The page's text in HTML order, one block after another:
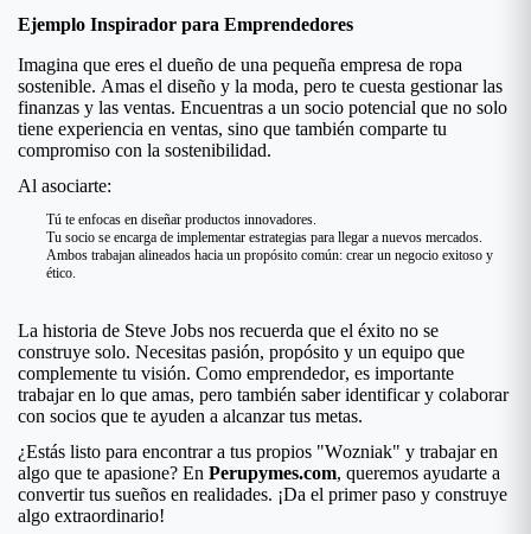
Ejemplo Inspirador para Emprendedores
Imagina que eres el dueño de una pequeña empresa de ropa
sostenible. Amas el diseño y la moda, pero te cuesta gestionar las
finanzas y las ventas. Encuentras a un socio potencial que no solo
tiene experiencia en ventas, sino que también comparte tu
compromiso con la sostenibilidad.
Al asociarte:
Tú te enfocas en diseñar productos innovadores.
Tu socio se encarga de implementar estrategias para llegar a nuevos mercados.
Ambos trabajan alineados hacia un propósito común: crear un negocio exitoso y
ético.
La historia de Steve Jobs nos recuerda que el éxito no se
construye solo. Necesitas pasión, propósito y un equipo que
complemente tu visión. Como emprendedor, es importante
trabajar en lo que amas, pero también saber identificar y colaborar
con socios que te ayuden a alcanzar tus metas.
¿Estás listo para encontrar a tus propios "Wozniak" y trabajar en
algo que te apasione? En Perupymes.com, queremos ayudarte a
convertir tus sueños en realidades. ¡Da el primer paso y construye
algo extraordinario!